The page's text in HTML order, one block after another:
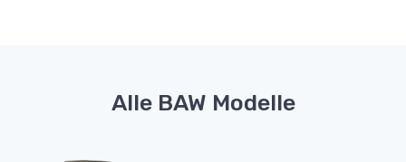
Alle BAW Modelle